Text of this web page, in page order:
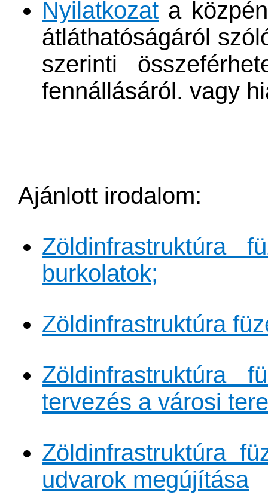
Nyilatkozat​ a
átláthatóságáról
szerinti
fennállásáról. vagy
Ajánlott irodalom:
burkolatok;​
Zöldinfrastruktúra
tervezés a városi
Zöldinfrastruktúra
udvarok megújítása